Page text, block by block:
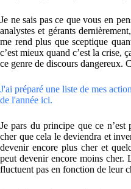
Je ne sais pas ce que vous en
analystes et gérants
me rend plus que sceptique
c’est mieux quand c’est la crise,
ce genre de discours
J'ai préparé une liste de mes
de l'année ici.
Je pars du principe que ce n’est
cher que cela le deviendra et
devenir encore plus cher et
peut devenir encore moins cher.
fluctuent pas en fonction de leur